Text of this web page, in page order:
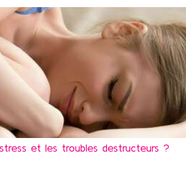
et les troubles destructeurs ?